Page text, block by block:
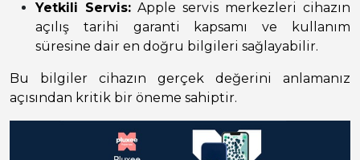
Yetkili Servis: Apple servis merkezleri cihazın
açılış tarihi garanti kapsamı ve kullanım
süresine dair en doğru bilgileri sağlayabilir.
Bu bilgiler cihazın gerçek değerini anlamanız
açısından kritik bir öneme sahiptir.